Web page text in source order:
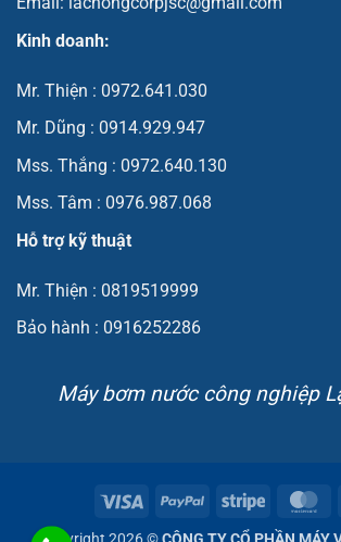
Kinh doanh:
Mr. Thiện : 0972.641.030
Mr. Dũng : 0914.929.947
Mss. Thắng : 0972.640.130
Mss. Tâm : 0976.987.068
Hỗ trợ kỹ thuật
Mr. Thiện : 0819519999
Bảo hành : 0916252286
Máy bơm nước công nghiệp
Visa PayPal Stripe